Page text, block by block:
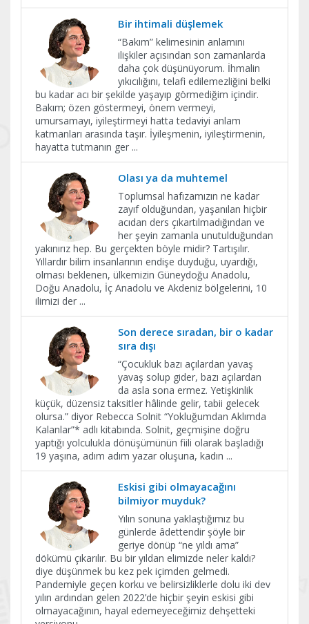
Bir ihtimali düşlemek
“Bakım” kelimesinin anlamını
ilişkiler açısından son zamanlarda
daha çok düşünüyorum. İhmalin
yıkıcılığını, telafi edilemezliğini belki
bu kadar acı bir şekilde yaşayıp görmediğim içindir.
Bakım; özen göstermeyi, önem vermeyi,
umursamayı, iyileştirmeyi hatta tedaviyi anlam
katmanları arasında taşır. İyileşmenin, iyileştirmenin,
hayatta tutmanın ger ...
Olası ya da muhtemel
Toplumsal hafızamızın ne kadar
zayıf olduğundan, yaşanılan hiçbir
acıdan ders çıkartılmadığından ve
her şeyin zamanla unutulduğundan
yakınırız hep. Bu gerçekten böyle midir? Tartışılır.
Yıllardır bilim insanlarının endişe duyduğu, uyardığı,
olması beklenen, ülkemizin Güneydoğu Anadolu,
Doğu Anadolu, İç Anadolu ve Akdeniz bölgelerini, 10
ilimizi der ...
Son derece sıradan, bir o kadar
sıra dışı
“Çocukluk bazı açılardan yavaş
yavaş solup gider, bazı açılardan
da asla sona ermez. Yetişkinlik
küçük, düzensiz taksitler hâlinde gelir, tabii gelecek
olursa.” diyor Rebecca Solnit “Yokluğumdan Aklımda
Kalanlar”* adlı kitabında. Solnit, geçmişine doğru
yaptığı yolculukla dönüşümünün fiili olarak başladığı
19 yaşına, adım adım yazar oluşuna, kadın ...
Eskisi gibi olmayacağını
bilmiyor muyduk?
Yılın sonuna yaklaştığımız bu
günlerde âdettendir şöyle bir
geriye dönüp “ne yıldı ama”
dökümü çıkarılır. Bu bir yıldan elimizde neler kaldı?
diye düşünmek bu kez pek içimden gelmedi.
Pandemiyle geçen korku ve belirsizliklerle dolu iki dev
yılın ardından gelen 2022’de hiçbir şeyin eskisi gibi
olmayacağının, hayal edemeyeceğimiz dehşetteki